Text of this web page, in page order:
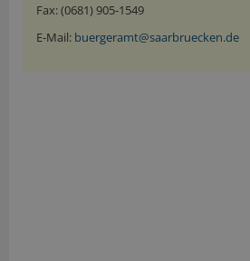
Fax: (0681) 905-1549
E-Mail: buergeramt@saarbruecken.de